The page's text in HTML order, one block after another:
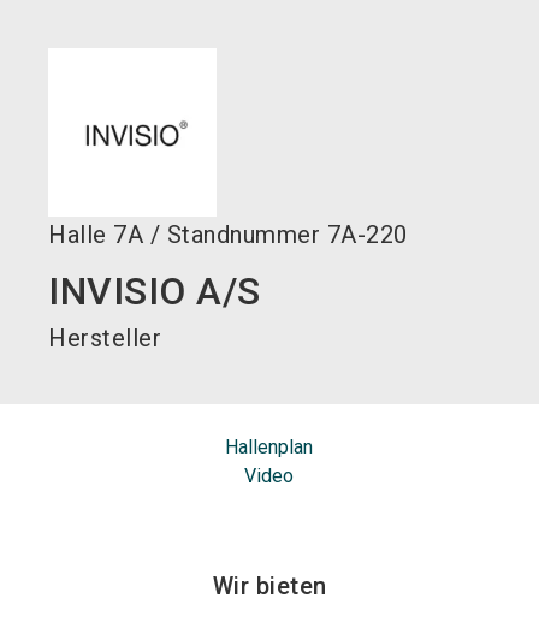
Halle 7A / Standnummer 7A-220
INVISIO A/S
Hersteller
Hallenplan
Video
Wir bieten